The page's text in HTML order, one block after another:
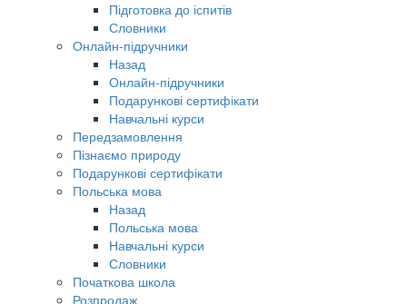
Підготовка до іспитів
Словники
Онлайн-підручники
Назад
Онлайн-підручники
Подарункові сертифікати
Навчальні курси
Передзамовлення
Пізнаємо природу
Подарункові сертифікати
Польська мова
Назад
Польська мова
Навчальні курси
Словники
Початкова школа
Розпродаж